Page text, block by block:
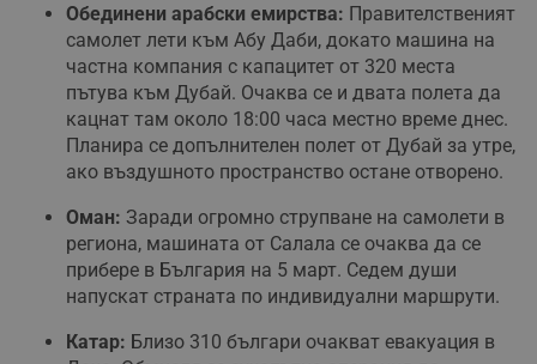
Обединени арабски емирства: Правителственият
самолет лети към Абу Даби, докато машина на
частна компания с капацитет от 320 места
пътува към Дубай. Очаква се и двата полета да
кацнат там около 18:00 часа местно време днес.
Планира се допълнителен полет от Дубай за утре,
ако въздушното пространство остане отворено.
Оман: Заради огромно струпване на самолети в
региона, машината от Салала се очаква да се
прибере в България на 5 март. Седем души
напускат страната по индивидуални маршрути.
Катар: Близо 310 българи очакват евакуация в